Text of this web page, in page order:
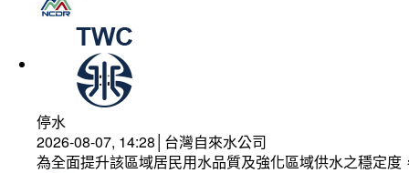
停水
2026-08-07, 14:28│台灣自來水公司
為全面提升該區域居民用水品質及強化區域供水之穩定